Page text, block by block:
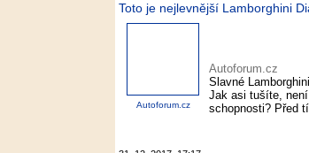
Toto je nejlevnější Lamborghini
Autoforum.cz
Autoforum.cz
Slavné
Jak asi tušíte,
schopnosti? Před